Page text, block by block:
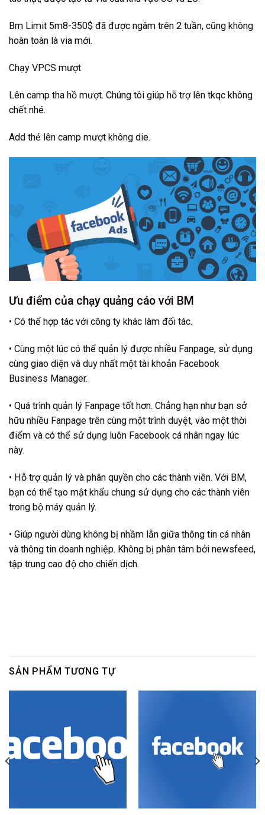
Bm Limit 5m8-350$ đã được ngâm trên 2 tuần, cũng không
hoàn toàn là via mới.
Chạy VPCS mượt
Lên camp tha hồ mượt. Chúng tôi giúp hỗ trợ lên tkqc không
chết nhé.
Add thẻ lên camp mượt không die.
Ưu điểm của chạy quảng cáo với BM
• Có thể hợp tác với công ty khác làm đối tác.
• Cùng một lúc có thể quản lý được nhiều Fanpage, sử dụng
cùng giao diện và duy nhất một tài khoản Facebook
Business Manager.
• Quá trình quản lý Fanpage tốt hơn. Chẳng hạn như bạn sở
hữu nhiều Fanpage trên cùng một trình duyệt, vào một thời
điểm và có thể sử dụng luôn Facebook cá nhân ngay lúc
này.
• Hỗ trợ quản lý và phân quyền cho các thành viên. Với BM,
bạn có thể tạo mật khẩu chung sử dụng cho các thành viên
trong bộ máy quản lý.
• Giúp người dùng không bị nhầm lẫn giữa thông tin cá nhân
và thông tin doanh nghiệp. Không bị phân tâm bởi newsfeed,
tập trung cao độ cho chiến dịch.
SẢN PHẨM TƯƠNG TỰ